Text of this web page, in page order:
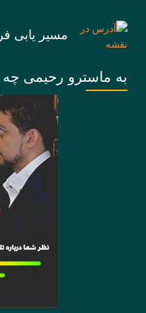
مسیر یابی
به ماسترو رحیمی چه